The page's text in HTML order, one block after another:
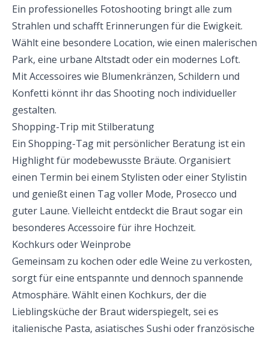
Ein professionelles Fotoshooting bringt alle zum
Strahlen und schafft Erinnerungen für die Ewigkeit.
Wählt eine besondere Location, wie einen malerischen
Park, eine urbane Altstadt oder ein modernes Loft.
Mit Accessoires wie Blumenkränzen, Schildern und
Konfetti könnt ihr das Shooting noch individueller
gestalten.
Shopping-Trip mit Stilberatung
Ein Shopping-Tag mit persönlicher Beratung ist ein
Highlight für modebewusste Bräute. Organisiert
einen Termin bei einem Stylisten oder einer Stylistin
und genießt einen Tag voller Mode, Prosecco und
guter Laune. Vielleicht entdeckt die Braut sogar ein
besonderes Accessoire für ihre Hochzeit.
Kochkurs oder Weinprobe
Gemeinsam zu kochen oder edle Weine zu verkosten,
sorgt für eine entspannte und dennoch spannende
Atmosphäre. Wählt einen Kochkurs, der die
Lieblingsküche der Braut widerspiegelt, sei es
italienische Pasta, asiatisches Sushi oder französische